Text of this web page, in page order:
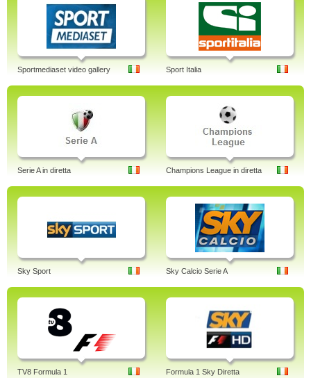
Sportmediaset video gallery Sport Italia
Serie A in diretta Champions League in diretta
Sky Sport Sky Calcio Serie A
TV8 Formula 1 Formula 1 Sky Diretta